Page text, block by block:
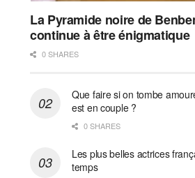
La Pyramide noire de
continue à être énigmatique
0 SHARES
Que faire si on tombe
est en couple ?
0 SHARES
Les plus belles actrices
temps